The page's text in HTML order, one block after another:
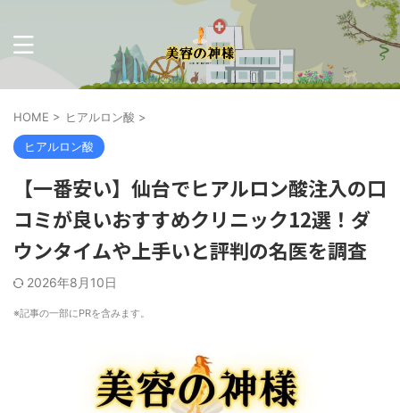
HOME > ヒアルロン酸 >
ヒアルロン酸
【一番安い】仙台でヒアルロン酸注入の口
コミが良いおすすめクリニック12選！ダ
ウンタイムや上手いと評判の名医を調査
2026年8月10日
※記事の一部にPRを含みます。